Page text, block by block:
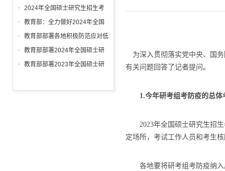
为深入贯彻落实党中央、国务
有关问题回答了记者提问。
1.今年研考组考防疫的总体
2023年全国硕士研究生招生
定场所，考试工作人员和考生
各地要将研考组考防疫纳入
果 质量标准发布
30周年大会举行
2024年全国硕士研究生招生考
试今日开考 爱在寒冬绽放 梦想
从此启航
教育部：全力做好2024年全国
研考准备工作
教育部部署各地积极防范应对低
温雨雪冰冻等灾害 进一步做好
2024年研考工作
教育部部署2024年全国硕士研
究生考试招生工作
教育部部署2023年全国硕士研